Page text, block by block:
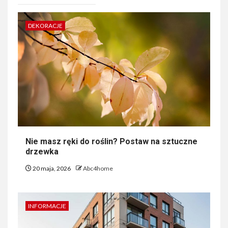
DEKORACJE
Nie masz ręki do roślin? Postaw na sztuczne
drzewka
20 maja, 2026 Abc4home
INFORMACJE